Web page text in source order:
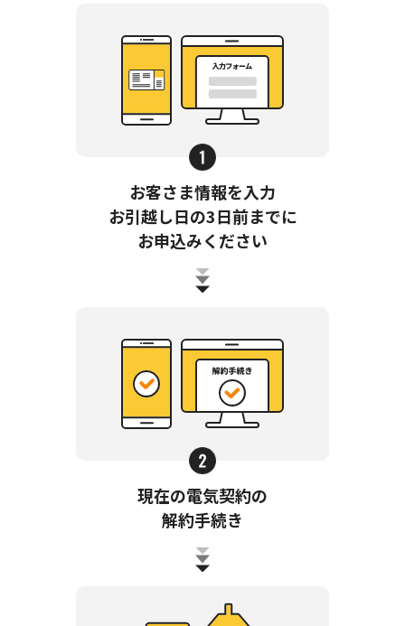
お客さま情報を入力
お引越し日の3日前までに
お申込みください
現在の電気契約の
解約手続き